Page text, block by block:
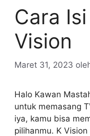
Cara
Vision
Maret 31, 2023
Halo Kawan
untuk memasang
iya, kamu bisa
pilihanmu. K